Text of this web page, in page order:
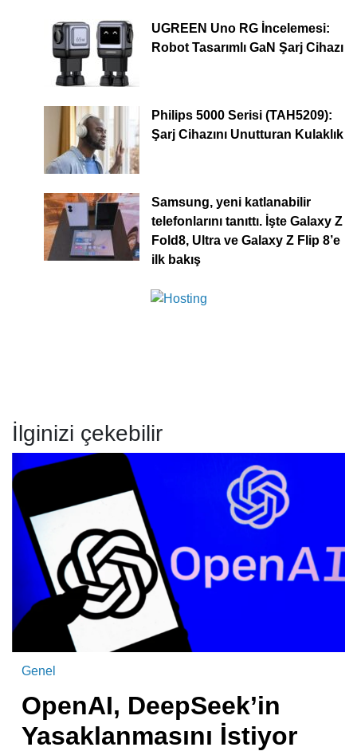
UGREEN Uno RG İncelemesi:
Robot Tasarımlı GaN Şarj Cihazı
Philips 5000 Serisi (TAH5209):
Şarj Cihazını Unutturan Kulaklık
Samsung, yeni katlanabilir
telefonlarını tanıttı. İşte Galaxy Z
Fold8, Ultra ve Galaxy Z Flip 8’e
ilk bakış
İlginizi çekebilir
Genel
OpenAI, DeepSeek’in
Yasaklanmasını İstiyor